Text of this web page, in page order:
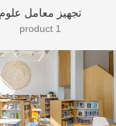
تجهيز معامل علوم
1 product